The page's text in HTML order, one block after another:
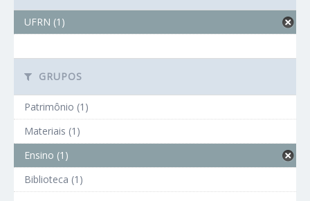
UFRN (1)
GRUPOS
Patrimônio (1)
Materiais (1)
Ensino (1)
Biblioteca (1)